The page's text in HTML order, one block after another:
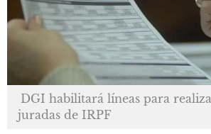
DGI habilitará líneas para
juradas de IRPF